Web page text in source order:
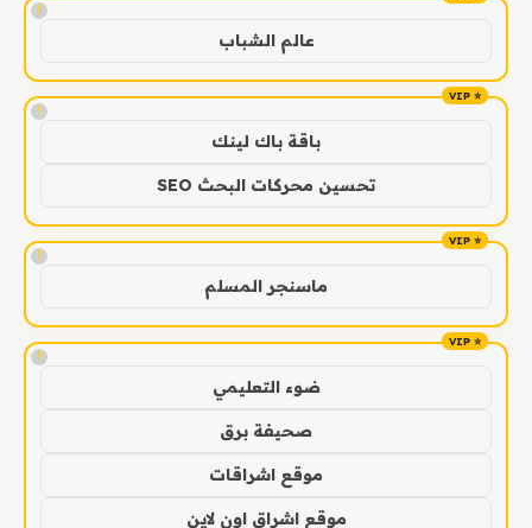
!
عالم الشباب
!
باقة باك لينك
تحسين محركات البحث SEO
!
ماسنجر المسلم
!
ضوء التعليمي
صحيفة برق
موقع اشراقات
موقع اشراق اون لاين